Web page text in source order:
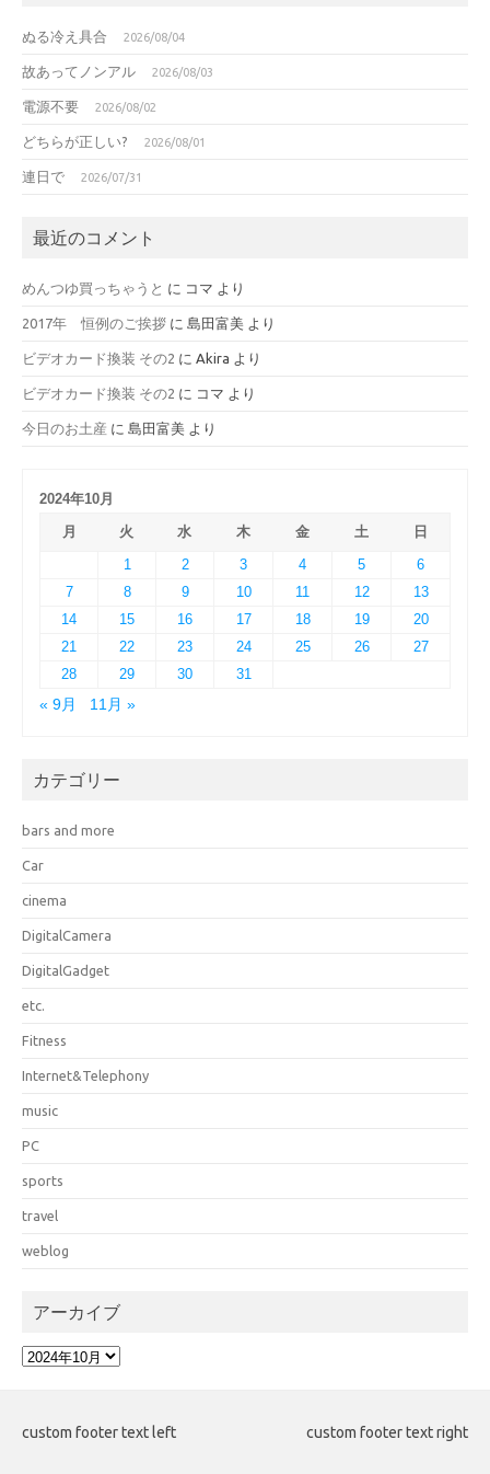
ぬる冷え具合 2026/08/04
故あってノンアル 2026/08/03
電源不要 2026/08/02
どちらが正しい? 2026/08/01
連日で 2026/07/31
最近のコメント
めんつゆ買っちゃうと に コマ より
2017年 恒例のご挨拶 に 島田富美 より
ビデオカード換装 その2 に Akira より
ビデオカード換装 その2 に コマ より
今日のお土産 に 島田富美 より
2024年10月
月
火 水 木 金 土
日
1
2 3 4 5
6
7
8 9 10 11 12
13
14
15 16 17 18 19
20
21
22 23 24 25 26
27
28
29 30
31
« 9月
11月 »
カテゴリー
bars and more
Car
cinema
DigitalCamera
DigitalGadget
etc.
Fitness
Internet&Telephony
music
PC
sports
travel
weblog
アーカイブ
ア
ブ
custom footer text left custom footer text right